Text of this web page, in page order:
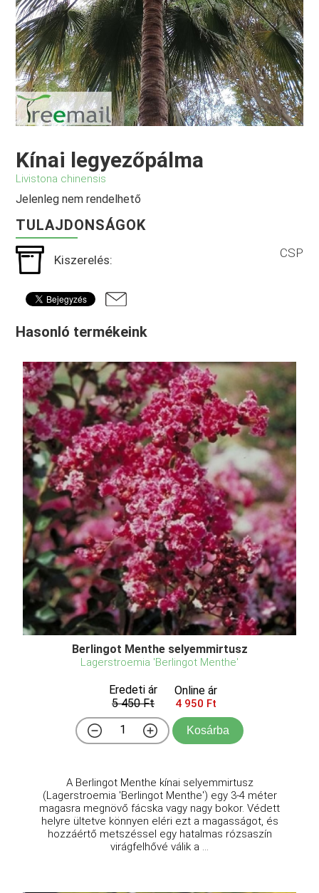
Kínai legyezőpálma
Livistona chinensis
Jelenleg nem rendelhető
TULAJDONSÁGOK
Kiszerelés: CSP
Hasonló termékeink
Berlingot Menthe selyemmirtusz
Lagerstroemia 'Berlingot Menthe'
Eredeti ár
5 450 Ft
Online ár
4 950 Ft
Kosárba
A Berlingot Menthe kínai selyemmirtusz
(Lagerstroemia 'Berlingot Menthe') egy 3-4 méter
magasra megnövő fácska vagy nagy bokor. Védett
helyre ültetve könnyen eléri ezt a magasságot, és
hozzáértő metszéssel egy hatalmas rózsaszín
virágfelhővé válik a ...